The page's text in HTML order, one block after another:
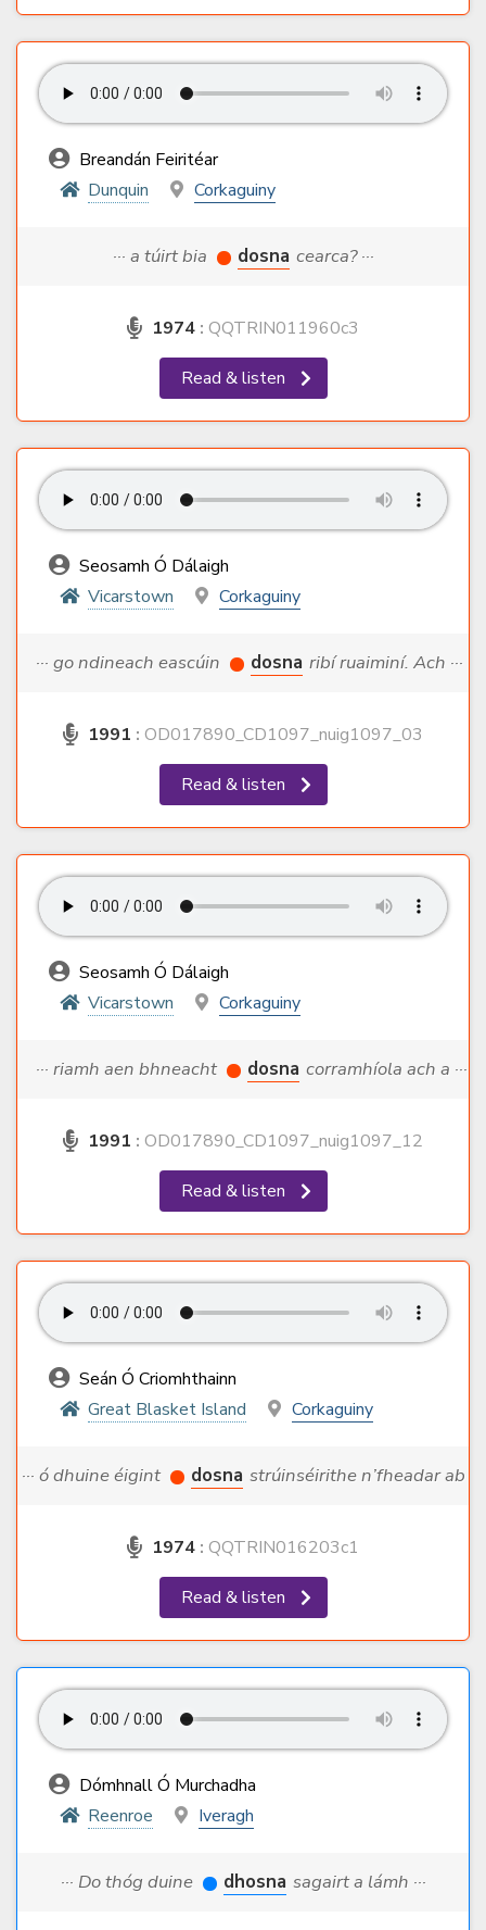
Breandán Feiritéar
Dunquin
Corkaguiny
··· a túirt bia dosna cearca? ···
1974 : QQTRIN011960c3
Read & listen
Seosamh Ó Dálaigh
Vicarstown
Corkaguiny
··· go ndineach eascúin dosna ribí ruaiminí. Ach ···
1991 : OD017890_CD1097_nuig1097_03
Read & listen
Seosamh Ó Dálaigh
Vicarstown
Corkaguiny
··· riamh aen bhneacht dosna corramhíola ach a ···
1991 : OD017890_CD1097_nuig1097_12
Read & listen
Seán Ó Criomhthainn
Great Blasket Island
Corkaguiny
··· ó dhuine éigint dosna strúinséirithe n’fheadar ab ···
1974 : QQTRIN016203c1
Read & listen
Dómhnall Ó Murchadha
Reenroe
Iveragh
··· Do thóg duine dhosna sagairt a lámh ···